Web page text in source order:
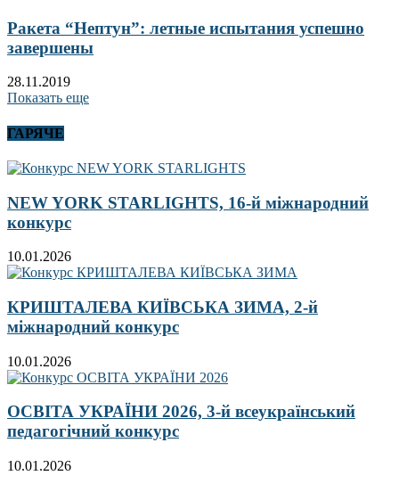
Ракета “Нептун”: летные испытания успешно
завершены
28.11.2019
Показать еще
ГАРЯЧЕ
NEW YORK STARLIGHTS, 16-й міжнародний
конкурс
10.01.2026
КРИШТАЛЕВА КИЇВСЬКА ЗИМА, 2-й
міжнародний конкурс
10.01.2026
ОСВІТА УКРАЇНИ 2026, 3-й всеукраїнський
педагогічний конкурс
10.01.2026